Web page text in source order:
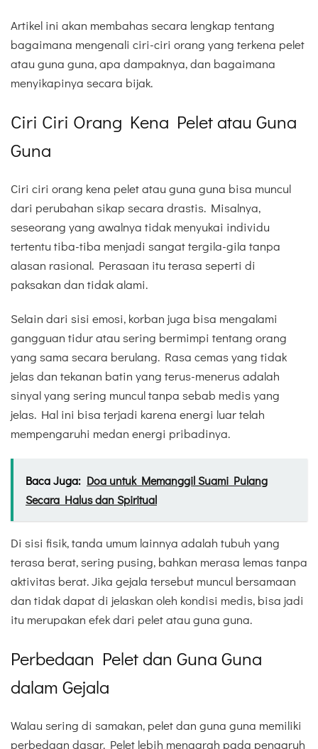
Artikel ini akan membahas secara lengkap tentang
bagaimana mengenali ciri-ciri orang yang terkena pelet
atau guna guna, apa dampaknya, dan bagaimana
menyikapinya secara bijak.
Ciri Ciri Orang Kena Pelet atau Guna
Guna
Ciri ciri orang kena pelet atau guna guna bisa muncul
dari perubahan sikap secara drastis. Misalnya,
seseorang yang awalnya tidak menyukai individu
tertentu tiba-tiba menjadi sangat tergila-gila tanpa
alasan rasional. Perasaan itu terasa seperti di
paksakan dan tidak alami.
Selain dari sisi emosi, korban juga bisa mengalami
gangguan tidur atau sering bermimpi tentang orang
yang sama secara berulang. Rasa cemas yang tidak
jelas dan tekanan batin yang terus-menerus adalah
sinyal yang sering muncul tanpa sebab medis yang
jelas. Hal ini bisa terjadi karena energi luar telah
mempengaruhi medan energi pribadinya.
Baca Juga: Doa untuk Memanggil Suami Pulang
Secara Halus dan Spiritual
Di sisi fisik, tanda umum lainnya adalah tubuh yang
terasa berat, sering pusing, bahkan merasa lemas tanpa
aktivitas berat. Jika gejala tersebut muncul bersamaan
dan tidak dapat di jelaskan oleh kondisi medis, bisa jadi
itu merupakan efek dari pelet atau guna guna.
Perbedaan Pelet dan Guna Guna
dalam Gejala
Walau sering di samakan, pelet dan guna guna memiliki
perbedaan dasar. Pelet lebih mengarah pada pengaruh